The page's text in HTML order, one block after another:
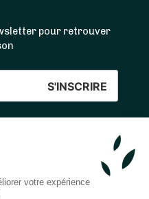
votre expérience
pour retrouver
livrés |